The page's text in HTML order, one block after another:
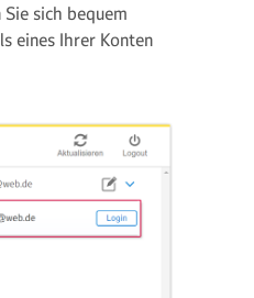
sich bequem
eines Ihrer Konten